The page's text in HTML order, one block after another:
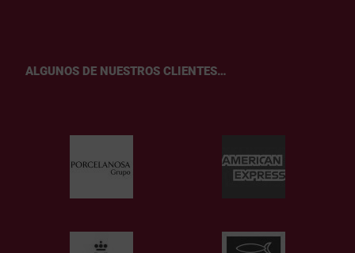
ALGUNOS DE NUESTROS CLIENTES…